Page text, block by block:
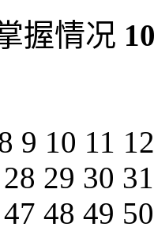
握情况
9 10 11
28 29 30
47 48 49